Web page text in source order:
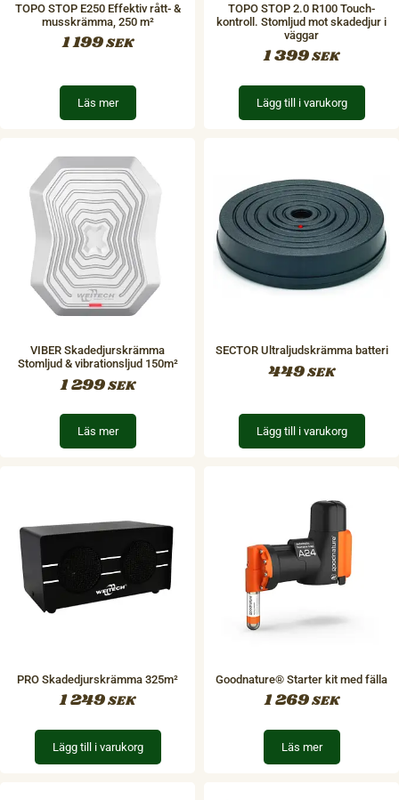
TOPO STOP E250 Effektiv rått- &
musskrämma, 250 m²
1 199SEK
Läs mer
TOPO STOP 2.0 R100 Touch-
kontroll. Stomljud mot skadedjur i
väggar
1 399SEK
Lägg till i varukorg
VIBER Skadedjurskrämma
Stomljud & vibrationsljud 150m²
1 299SEK
Läs mer
SECTOR Ultraljudskrämma batteri
449SEK
Lägg till i varukorg
PRO Skadedjurskrämma 325m²
1 249SEK
Lägg till i varukorg
Goodnature® Starter kit med fälla
1 269SEK
Läs mer